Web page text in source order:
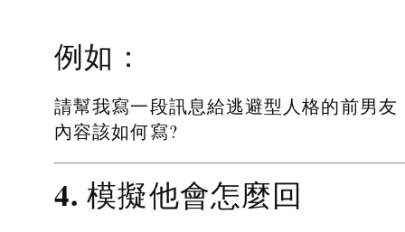
例如：
請幫我寫一段訊息給逃避型人格的前男友
內容該如何寫?
4. 模擬他會怎麼回